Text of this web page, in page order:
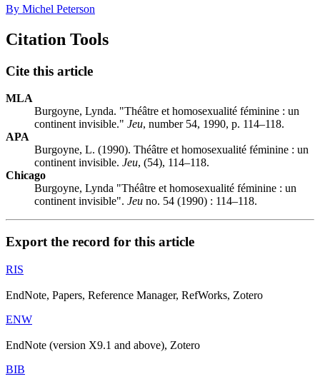
By Michel Peterson
Citation Tools
Cite this article
MLA
Burgoyne, Lynda. "Théâtre et homosexualité féminine : un
continent invisible." Jeu, number 54, 1990, p. 114–118.
APA
Burgoyne, L. (1990). Théâtre et homosexualité féminine : un
continent invisible. Jeu, (54), 114–118.
Chicago
Burgoyne, Lynda "Théâtre et homosexualité féminine : un
continent invisible". Jeu no. 54 (1990) : 114–118.
Export the record for this article
RIS
EndNote, Papers, Reference Manager, RefWorks, Zotero
ENW
EndNote (version X9.1 and above), Zotero
BIB